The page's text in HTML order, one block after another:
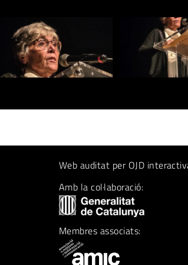
Web auditat per OJD
Amb la col·laboració:
Membres associats: